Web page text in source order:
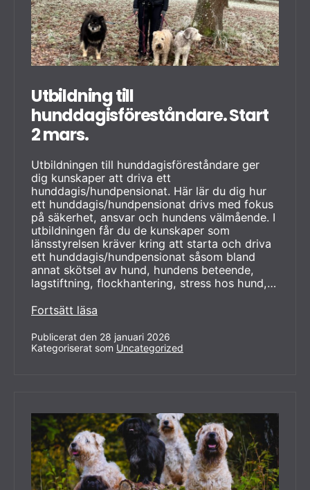
Utbildning till
hunddagisföreståndare. Start
2 mars.
Utbildningen till hunddagisföreståndare ger
dig kunskaper att driva ett
hunddagis/hundpensionat. Här lär du dig hur
ett hunddagis/hundpensionat drivs med fokus
på säkerhet, ansvar och hundens välmående. I
utbildningen får du de kunskaper som
länsstyrelsen kräver kring att starta och driva
ett hunddagis/hundpensionat såsom bland
annat skötsel av hund, hundens beteende,
lagstiftning, flockhantering, stress hos hund,…
Fortsätt läsa
hunddagisföreståndare.
Start
Publicerat den 28 januari 2026
Kategoriserat som Uncategorized